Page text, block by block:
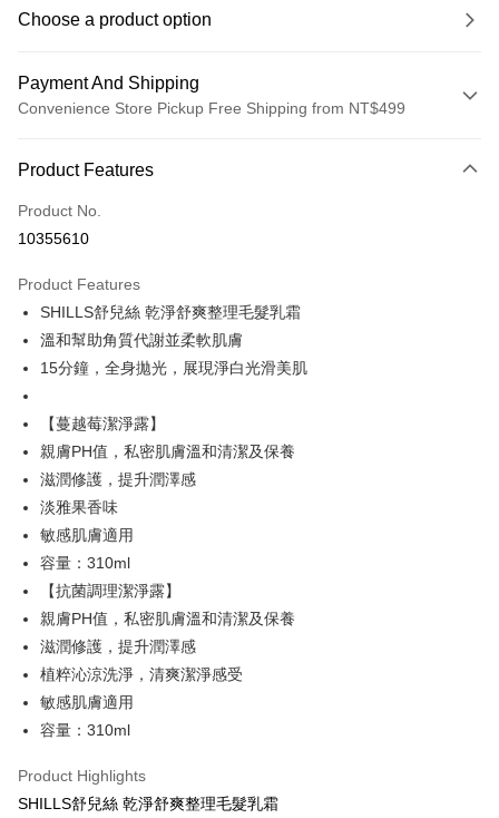
Choose a product option
Payment And Shipping
Convenience Store Pickup Free Shipping from NT$499
Credit Card (Full Payment)
Convenience Store Pickup and Pay
JKOPAY
ATM Transfer
Shipping Method
全家取貨付款
NT$85/order | Free shipping on orders of NT$499 or more
付款後全家取貨
NT$85/order | Free shipping on orders of NT$499 or more
7-11取貨付款
NT$85/order | Free shipping on orders of NT$499 or more
付款後7-11取貨
宅配
Product Features
Product No.
10355610
Product Features
SHILLS舒兒絲 乾淨舒爽整理毛髮乳霜
溫和幫助角質代謝並柔軟肌膚
15分鐘，全身拋光，展現淨白光滑美肌
【蔓越莓潔淨露】
親膚PH值，私密肌膚溫和清潔及保養
滋潤修護，提升潤澤感
淡雅果香味
敏感肌膚適用
容量：310ml
【抗菌調理潔淨露】
親膚PH值，私密肌膚溫和清潔及保養
滋潤修護，提升潤澤感
植粹沁涼洗淨，清爽潔淨感受
敏感肌膚適用
容量：310ml
Product Highlights
SHILLS舒兒絲 乾淨舒爽整理毛髮乳霜